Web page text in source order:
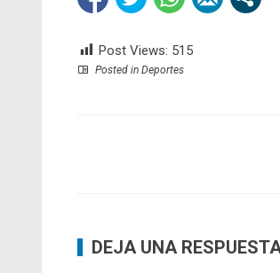
Post Views: 515
Posted in Deportes
DEJA UNA